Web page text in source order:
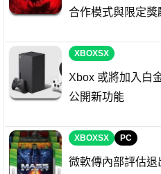
合作模式與限定獎
XBOXSX
Xbox 或將加入白
公開新功能
XBOXSX PC
微軟傳內部評估